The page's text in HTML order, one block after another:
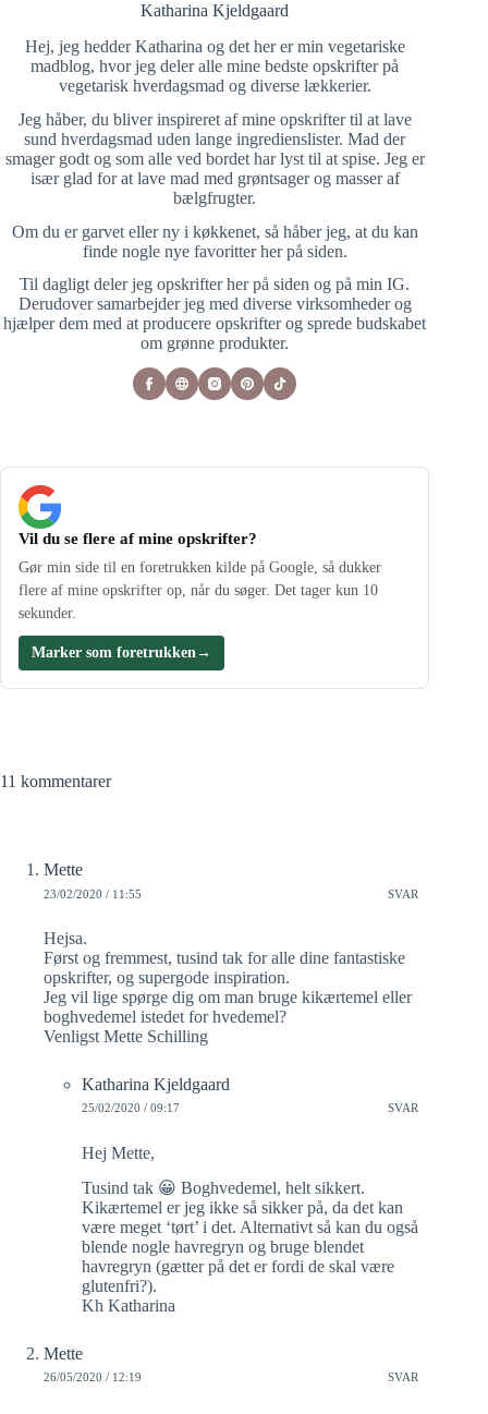
Katharina Kjeldgaard
Hej, jeg hedder Katharina og det her er min vegetariske
madblog, hvor jeg deler alle mine bedste opskrifter på
vegetarisk hverdagsmad og diverse lækkerier.
Jeg håber, du bliver inspireret af mine opskrifter til at lave
sund hverdagsmad uden lange ingredienslister. Mad der
smager godt og som alle ved bordet har lyst til at spise. Jeg er
især glad for at lave mad med grøntsager og masser af
bælgfrugter.
Om du er garvet eller ny i køkkenet, så håber jeg, at du kan
finde nogle nye favoritter her på siden.
Til dagligt deler jeg opskrifter her på siden og på min IG.
Derudover samarbejder jeg med diverse virksomheder og
hjælper dem med at producere opskrifter og sprede budskabet
om grønne produkter.
Vil du se flere af mine opskrifter?
Gør min side til en foretrukken kilde på Google, så dukker
flere af mine opskrifter op, når du søger. Det tager kun 10
sekunder.
Marker som foretrukken→
11 kommentarer
Mette
23/02/2020 / 11:55 SVAR
Hejsa.
Først og fremmest, tusind tak for alle dine fantastiske
opskrifter, og supergode inspiration.
Jeg vil lige spørge dig om man bruge kikærtemel eller
boghvedemel istedet for hvedemel?
Venligst Mette Schilling
Katharina Kjeldgaard
25/02/2020 / 09:17 SVAR
Hej Mette,
Tusind tak 😀 Boghvedemel, helt sikkert.
Kikærtemel er jeg ikke så sikker på, da det kan
være meget ‘tørt’ i det. Alternativt så kan du også
blende nogle havregryn og bruge blendet
havregryn (gætter på det er fordi de skal være
glutenfri?).
Kh Katharina
Mette
26/05/2020 / 12:19 SVAR